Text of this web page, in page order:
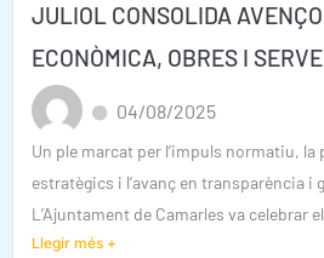
JULIOL CONSOLIDA
ECONÒMICA, OBRES I
04/08/2025
Un ple marcat per l’impuls normatiu,
estratègics i l’avanç en transparència i
L’Ajuntament de Camarles va celebrar
Llegir més +